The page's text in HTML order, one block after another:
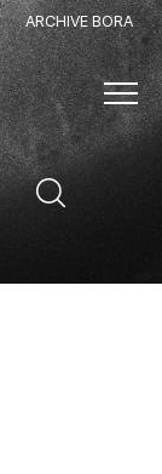
ARCHIVE BORA